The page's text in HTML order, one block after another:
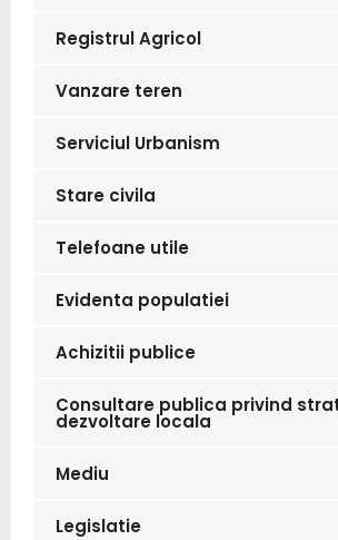
Registrul Agricol
Vanzare teren
Serviciul Urbanism
Stare civila
Telefoane utile
Evidenta populatiei
Achizitii publice
Consultare publica privind
dezvoltare locala
Mediu
Legislatie